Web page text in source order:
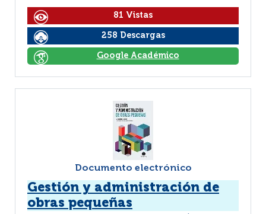
81 Vistas
258 Descargas
Google Académico
Documento electrónico
Gestión y administración de
obras pequeñas